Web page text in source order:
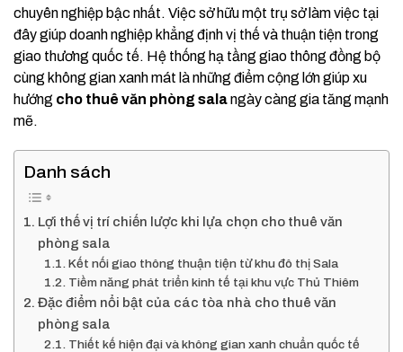
chuyên nghiệp bậc nhất. Việc sở hữu một trụ sở làm việc tại
đây giúp doanh nghiệp khẳng định vị thế và thuận tiện trong
giao thương quốc tế. Hệ thống hạ tầng giao thông đồng bộ
cùng không gian xanh mát là những điểm cộng lớn giúp xu
hướng cho thuê văn phòng salangày càng gia tăng mạnh
mẽ.
Danh sách
Lợi thế vị trí chiến lược khi lựa chọn cho thuê văn
phòng sala
Kết nối giao thông thuận tiện từ khu đô thị Sala
Tiềm năng phát triển kinh tế tại khu vực Thủ Thiêm
Đặc điểm nổi bật của các tòa nhà cho thuê văn
phòng sala
Thiết kế hiện đại và không gian xanh chuẩn quốc tế